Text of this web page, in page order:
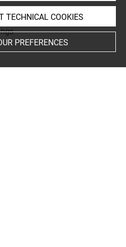
appointment in the reference
TECHNICAL COOKIES
PREFERENCES